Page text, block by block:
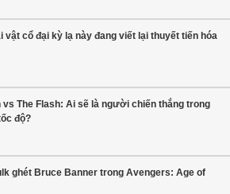
vật cổ đại kỳ lạ này đang viết lại thuyết tiến hóa
vs The Flash: Ai sẽ là người chiến thắng trong
độ?
ghét Bruce Banner trong Avengers: Age of